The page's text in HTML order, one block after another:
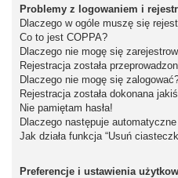
Problemy z logowaniem i
Dlaczego w ogóle muszę się
Co to jest COPPA?
Dlaczego nie mogę się
Rejestracja została
Dlaczego nie mogę się
Rejestracja została dokonana
Nie pamiętam hasła!
Dlaczego następuje
Jak działa funkcja “Usuń
Preferencje i ustawienia